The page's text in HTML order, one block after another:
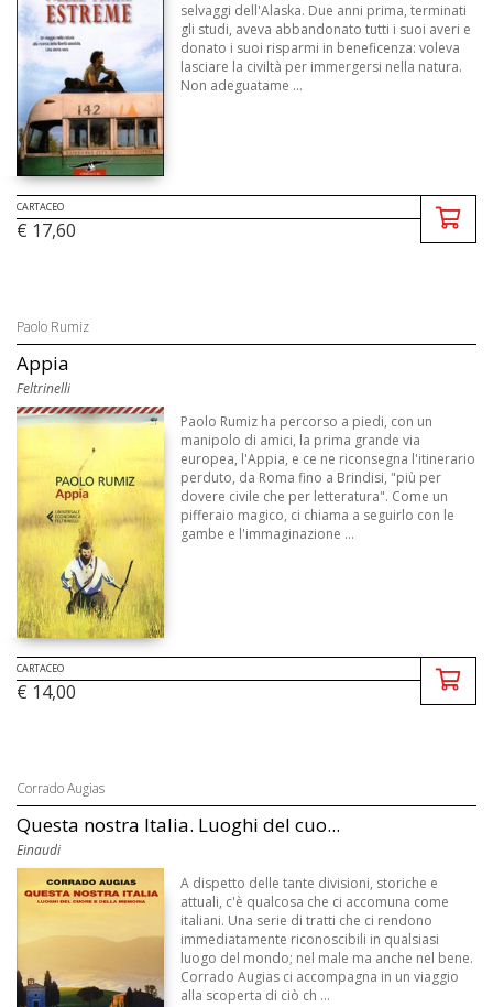
selvaggi dell'Alaska. Due anni prima, terminati
gli studi, aveva abbandonato tutti i suoi averi e
donato i suoi risparmi in beneficenza: voleva
lasciare la civiltà per immergersi nella natura.
Non adeguatame ...
CARTACEO
€ 17,60
Paolo Rumiz
Appia
Feltrinelli
Paolo Rumiz ha percorso a piedi, con un
manipolo di amici, la prima grande via
europea, l'Appia, e ce ne riconsegna l'itinerario
perduto, da Roma fino a Brindisi, "più per
dovere civile che per letteratura". Come un
pifferaio magico, ci chiama a seguirlo con le
gambe e l'immaginazione ...
CARTACEO
€ 14,00
Corrado Augias
Questa nostra Italia. Luoghi del cuo...
Einaudi
A dispetto delle tante divisioni, storiche e
attuali, c'è qualcosa che ci accomuna come
italiani. Una serie di tratti che ci rendono
immediatamente riconoscibili in qualsiasi
luogo del mondo; nel male ma anche nel bene.
Corrado Augias ci accompagna in un viaggio
alla scoperta di ciò ch ...